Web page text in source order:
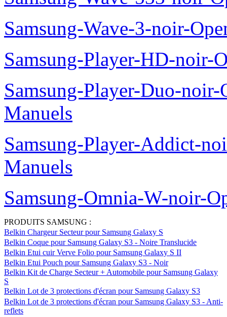
Samsung-Wave-3-noir-
Samsung-Player-HD-noir-
Samsung-Player-Duo-
Manuels
Samsung-Player-Addict-
Manuels
Samsung-Omnia-W-noir-
PRODUITS SAMSUNG :
Belkin Chargeur Secteur pour Samsung Galaxy S
Belkin Coque pour Samsung Galaxy S3 - Noire Translucide
Belkin Etui cuir Verve Folio pour Samsung Galaxy S II
Belkin Etui Pouch pour Samsung Galaxy S3 - Noir
Belkin Kit de Charge Secteur + Automobile pour Samsung Galaxy
S
Belkin Lot de 3 protections d'écran pour Samsung Galaxy S3
Belkin Lot de 3 protections d'écran pour Samsung Galaxy S3 - Anti-
reflets